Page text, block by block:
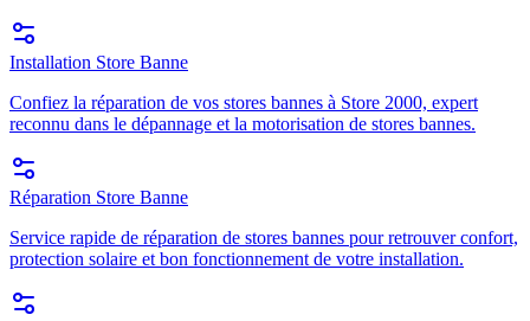
Installation Store Banne
Confiez la réparation de vos stores bannes à Store 2000, expert
reconnu dans le dépannage et la motorisation de stores bannes.
Réparation Store Banne
Service rapide de réparation de stores bannes pour retrouver confort,
protection solaire et bon fonctionnement de votre installation.